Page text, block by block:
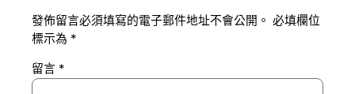
發佈留言必須填寫的電子郵件地址不會公開。 必填欄位
標示為 *
留言 *